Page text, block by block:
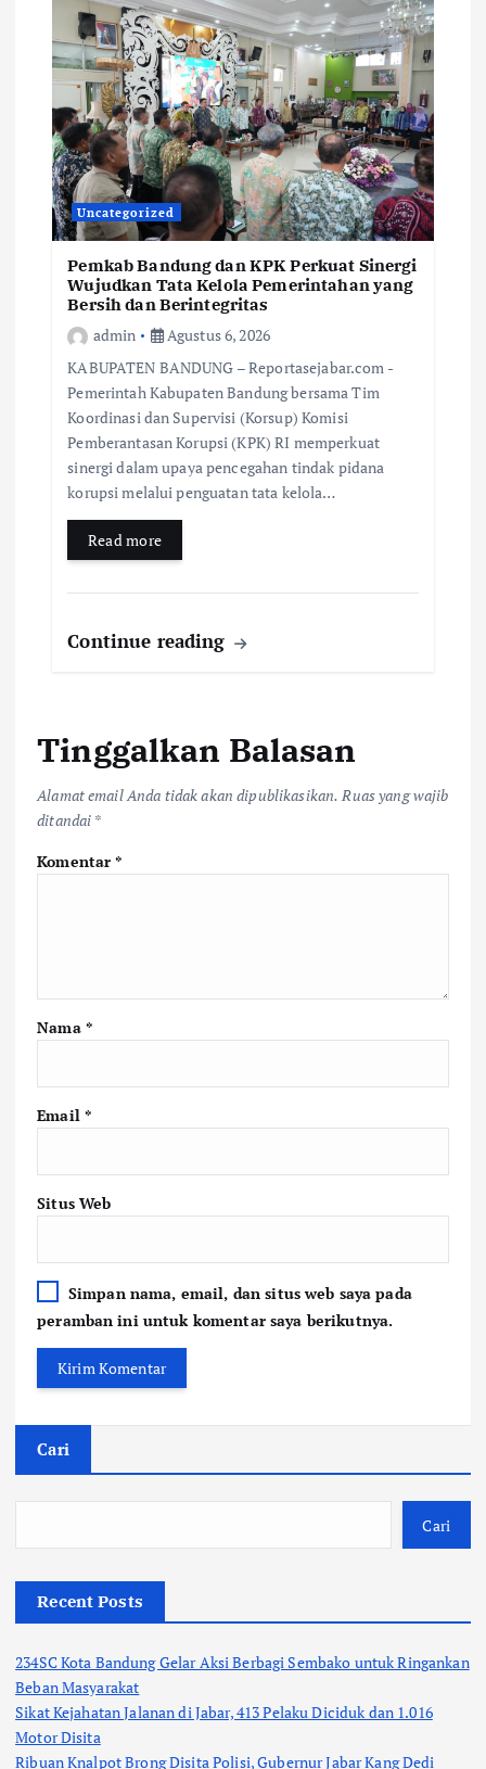
Uncategorized
Pemkab Bandung dan KPK Perkuat Sinergi
Wujudkan Tata Kelola Pemerintahan yang
Bersih dan Berintegritas
admin
Agustus 6, 2026
KABUPATEN BANDUNG – Reportasejabar.com -
Pemerintah Kabupaten Bandung bersama Tim
Koordinasi dan Supervisi (Korsup) Komisi
Pemberantasan Korupsi (KPK) RI memperkuat
sinergi dalam upaya pencegahan tindak pidana
korupsi melalui penguatan tata kelola…
Read more
Continue reading
Tinggalkan Balasan
Alamat email Anda tidak akan dipublikasikan. Ruas yang wajib
ditandai *
Komentar*
Nama *
Email *
Situs Web
Simpan nama, email, dan situs web saya pada
peramban ini untuk komentar saya berikutnya.
Cari
Cari
Recent Posts
234SC Kota Bandung Gelar Aksi Berbagi Sembako untuk Ringankan
Beban Masyarakat
Sikat Kejahatan Jalanan di Jabar, 413 Pelaku Diciduk dan 1.016
Motor Disita
Ribuan Knalpot Brong Disita Polisi, Gubernur Jabar Kang Dedi